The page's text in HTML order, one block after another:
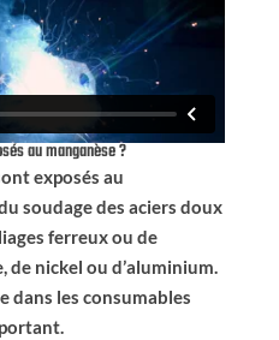
au manganèse ?
exposés au
soudage des aciers doux
ferreux ou de
de nickel ou d’aluminium.
dans les consumables